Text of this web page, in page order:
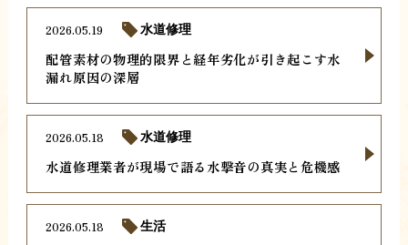
配管素材の物理的限界と経年劣化が引き起こす水
漏れ原因の深層
2026.05.19 水道修理
水道修理業者が現場で語る水撃音の真実と危機感
2026.05.18 水道修理
2026.05.18 生活